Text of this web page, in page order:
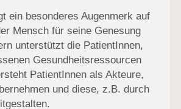
ein besonderes Augenmerk auf
Mensch für seine Genesung
unterstützt die PatientInnen,
Gesundheitsressourcen
PatientInnen als Akteure,
und diese, z.B. durch